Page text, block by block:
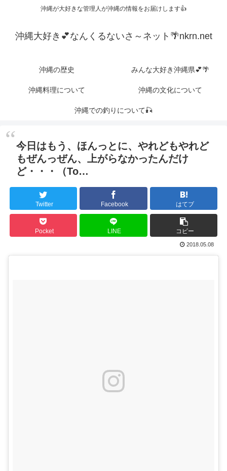
沖縄が大好きな管理人が沖縄の情報をお届けします👍
沖縄大好き💕なんくるないさ～ネット🌴nkrn.net
沖縄の歴史 みんな大好き沖縄県💕🌴
沖縄料理について 沖縄の文化について
沖縄での釣りについて🎣
今日はもう、ほんっとに、やれどもやれど
もぜんっぜん、上がらなかったんだけ
ど・・・（To…
Twitter Facebook はてブ
Pocket LINE コピー
2018.05.08